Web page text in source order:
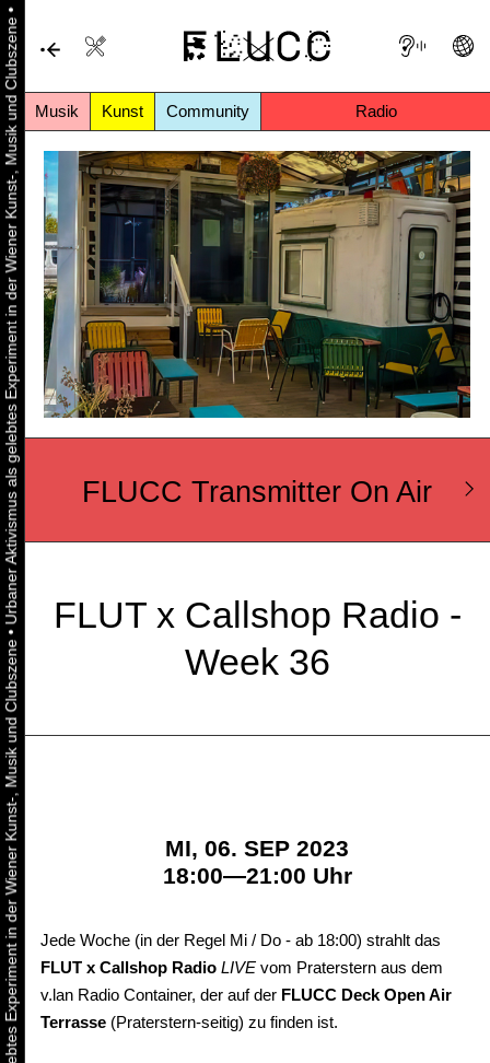
Musik Kunst Community Radio
•
Urbaner Aktivismus als gelebtes Experiment in der Wiener Kunst-, Musik und Clubszene
•
FLUCC Transmitter On Air
FLUT x Callshop Radio -
Week 36
MI, 06. SEP 2023
18:00—21:00 Uhr
Jede Woche (in der Regel Mi / Do - ab 18:00) strahlt das
FLUT x Callshop Radio LIVE vom Praterstern aus dem
v.lan Radio Container, der auf der FLUCC Deck Open Air
Terrasse (Praterstern-seitig) zu finden ist.